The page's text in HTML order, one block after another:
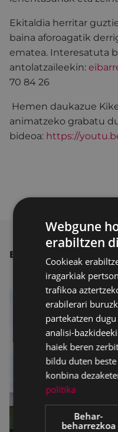
Ekitaldia herritar
baina aforoagatik
ematea. Interesatuta
antolatzaileekin:
70 84 26
Hemen daukazue
animatzeko grabatu
bideoa: https://
BESTE ALBISTE
Webgune
erabiltzen
Cookieak
iragarkiak
trafikoa
erabilerari
partekatzen
analisi-
haiek beren
bildu duten
konbina
politika
Behar-
beharrezkoa